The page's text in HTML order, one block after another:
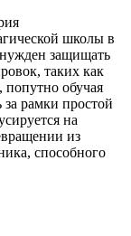
школы в
защищать
таких как
обучая
рамки простой
на
из
способного